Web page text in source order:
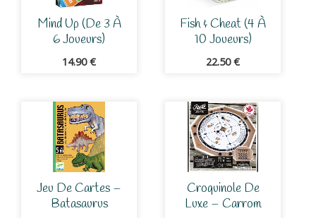
Mind Up (de 3 À
6 Joueurs)
14.90€
Fish & Cheat (4 À
10 Joueurs)
22.50€
Jeu De Cartes –
Batasaurus
Croquinole De
Luxe – Carrom